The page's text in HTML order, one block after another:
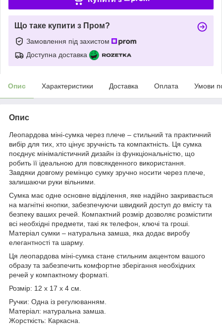
Що таке купити з Пром?
Замовлення під захистом
Доступна доставка
Опис Характеристики Доставка Оплата Умови
Опис
Леопардова міні-сумка через плече – стильний та практичний
вибір для тих, хто цінує зручність та компактність. Ця сумка
поєднує мінімалістичний дизайн із функціональністю, що
робить її ідеальною для повсякденного використання.
Завдяки довгому ремінцю сумку зручно носити через плече,
залишаючи руки вільними.
Сумка має одне основне відділення, яке надійно закривається
на магнітні кнопки, забезпечуючи швидкий доступ до вмісту та
безпеку ваших речей. Компактний розмір дозволяє розмістити
всі необхідні предмети, такі як телефон, ключі та гроші.
Матеріал сумки – натуральна замша, яка додає виробу
елегантності та шарму.
Ця леопардова міні-сумка стане стильним акцентом вашого
образу та забезпечить комфортне зберігання необхідних
речей у компактному форматі.
Розмір: 12 x 17 x 4 см.
Ручки: Одна із регулюванням.
Матеріал: натуральна замша.
Жорсткість: Каркасна.